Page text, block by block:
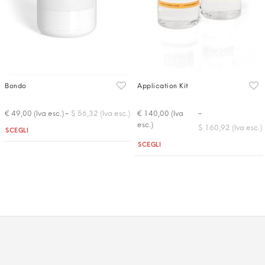
Bondo
€ 49,00 (Iva esc.)- $ 56,32 (Iva esc.)
Quantità
SCEGLI
Application Kit
€ 140,00 (Iva
esc.)
-
$ 160,92 (Iva esc.)
Quantità
SCEGLI